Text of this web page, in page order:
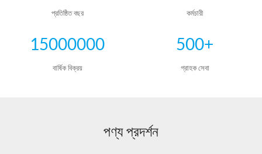
প্রতিষ্ঠিত বছর কর্মচারী
15000000
বার্ষিক বিক্রয়
500+
গ্রাহক সেবা
পণ্য প্রদর্শন